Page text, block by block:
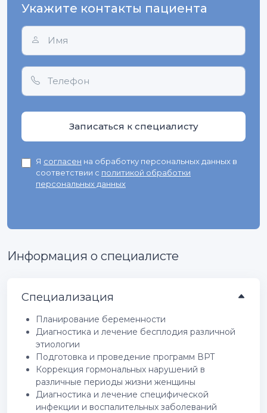
Укажите контакты пациента
Записаться к специалисту
Я согласен на обработку персональных данных в
соответствии с политикой обработки
персональных данных
Информация о специалисте
Специализация
Планирование беременности
Диагностика и лечение бесплодия различной
этиологии
Подготовка и проведение программ ВРТ
Коррекция гормональных нарушений в
различные периоды жизни женщины
Диагностика и лечение специфической
инфекции и воспалительных заболеваний